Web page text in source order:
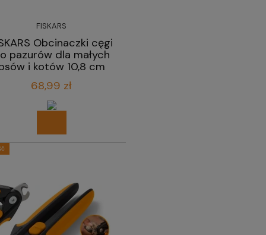
FISKARS
Obcinaczki cęgi
pazurów dla małych
i kotów 10,8 cm
68,99 zł